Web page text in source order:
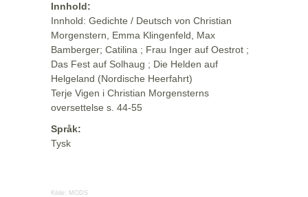
Innhold:
Innhold: Gedichte / Deutsch von Christian
Morgenstern, Emma Klingenfeld, Max
Bamberger; Catilina ; Frau Inger auf Oestrot ;
Das Fest auf Solhaug ; Die Helden auf
Helgeland (Nordische Heerfahrt)
Terje Vigen i Christian Morgensterns
oversettelse s. 44-55
Språk:
Tysk
Kilde: MODS